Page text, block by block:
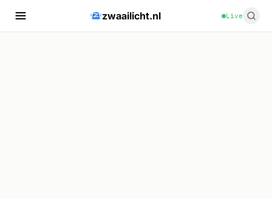
zwaailicht.nl Live